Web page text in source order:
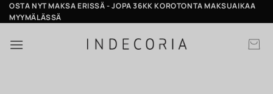
Skip
to
OSTA NYT MAKSA ERISSÄ - JOPA 36KK KOROTONTA MAKSUAIKAA
MYYMÄLÄSSÄ